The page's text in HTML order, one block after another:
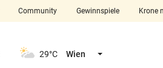
closeSchließen
Community Gewinnspiele Krone
29°C Wien Menü aufklappen